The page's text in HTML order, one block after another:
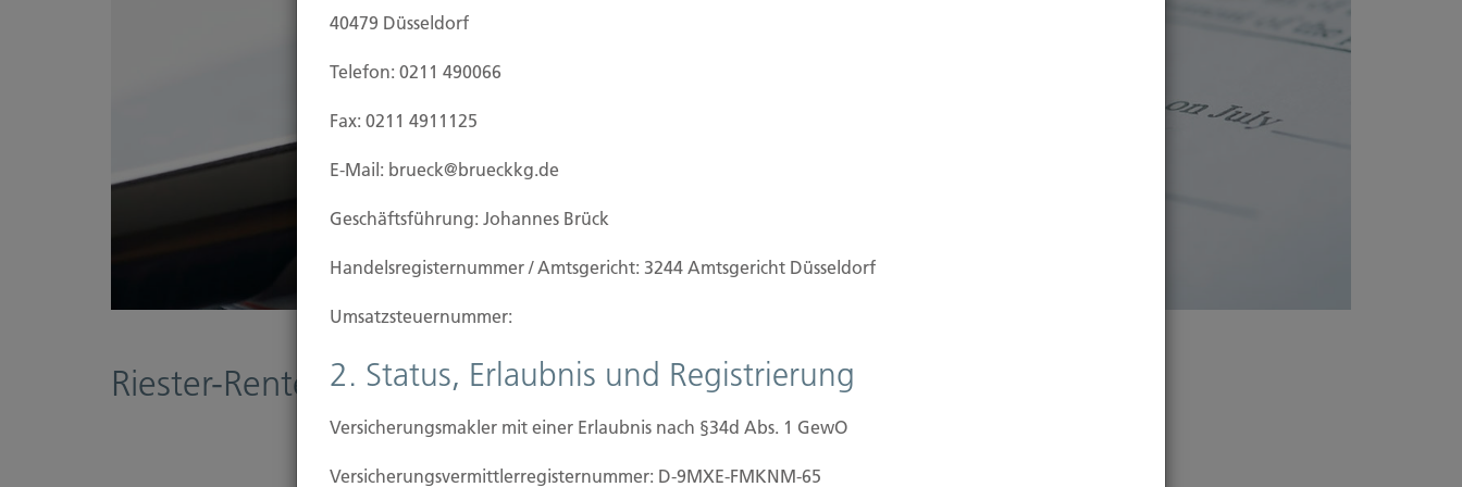
Riester-Rente
40479 Düsseldorf
Telefon: 0211 490066
Fax: 0211 4911125
E-Mail: brueck@brueckkg.de
Geschäftsführung: Johannes Brück
Handels­registernummer / Amtsgericht: 3244 Amtsgericht Düsseldorf
Umsatzsteuer­nummer:
2. Status, Erlaubnis und Registrierung
Versicherungsmakler mit einer Erlaubnis nach §34d Abs. 1 GewO
Versicherungs­vermittler­registernummer: D-9MXE-FMKNM-65